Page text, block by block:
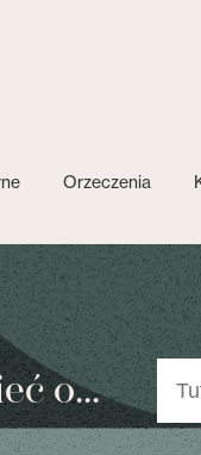
Orzeczenia
o...